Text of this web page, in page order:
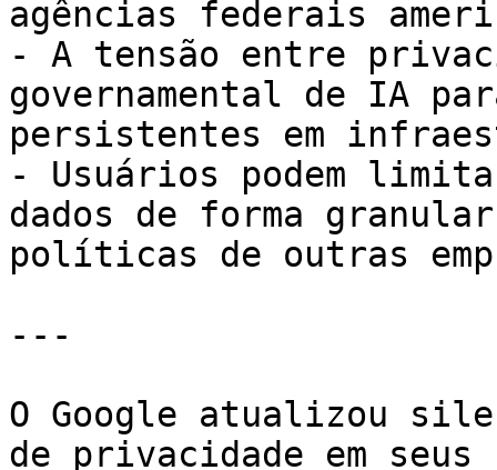
agências federais
- A tensão entre
governamental de IA
persistentes em
- Usuários podem
dados de forma
políticas de outras
---
O Google atualizou
de privacidade em